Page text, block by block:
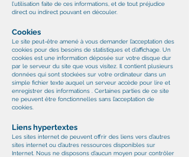
l’utilisation faite de ces informations, et de tout préjudice
direct ou indirect pouvant en découler.
Cookies
Le site peut-être amené à vous demander l’acceptation des
cookies pour des besoins de statistiques et d’affichage. Un
cookies est une information déposée sur votre disque dur
par le serveur du site que vous visitez. Il contient plusieurs
données qui sont stockées sur votre ordinateur dans un
simple fichier texte auquel un serveur accède pour lire et
enregistrer des informations . Certaines parties de ce site
ne peuvent être fonctionnelles sans l’acceptation de
cookies.
Liens hypertextes
Les sites internet de peuvent offrir des liens vers d’autres
sites internet ou d’autres ressources disponibles sur
Internet. Nous ne disposons d’aucun moyen pour contrôler